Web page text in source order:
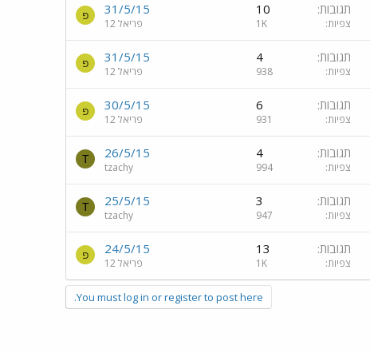
תגובות 10
צפיות 1K
31/5/15
פריאל 12
פ
תגובות 4
צפיות 938
31/5/15
פריאל 12
פ
תגובות 6
צפיות 931
30/5/15
פריאל 12
פ
תגובות 4
צפיות 994
26/5/15
tzachy
T
תגובות 3
צפיות 947
25/5/15
tzachy
T
תגובות 13
צפיות 1K
24/5/15
פריאל 12
פ
You must log in or register to post here.